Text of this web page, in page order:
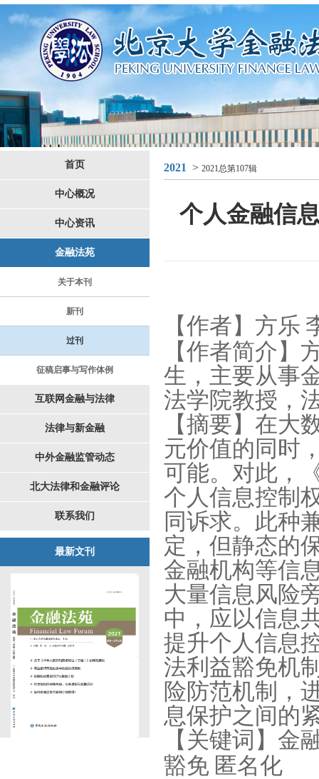
首页
中心概况
中心资讯
金融法苑
关于本刊
新刊
过刊
征稿启事与写作体例
互联网金融与法律
法律与新金融
中外金融监管动态
北大法律和金融评论
联系我们
最新文刊
2021 > 2021总第107辑
个人金融信
【作者】方乐
【作者简介】
生，主要从事
法学院教授，
【摘要】在大
元价值的同时
可能。对此，
个人信息控制
同诉求。此种
定，但静态的
金融机构等信
大量信息风险
中，应以信息
提升个人信息
法利益豁免机
险防范机制，
息保护之间的
【关键词】金
豁免 匿名化